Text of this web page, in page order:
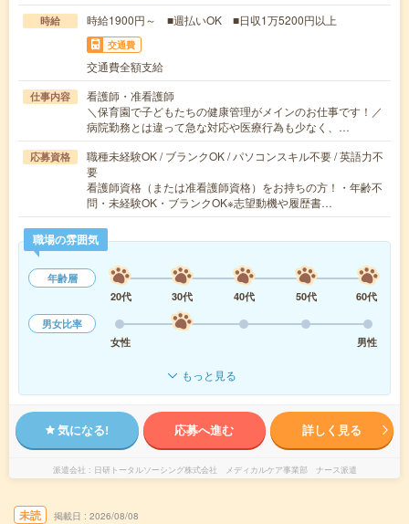
時給 時給1900円～ ■週払いOK ■日収1万5200円以上
交通費
交通費全額支給
仕事内容
看護師・准看護師
＼保育園で子どもたちの健康管理がメインのお仕事です！／
病院勤務とは違って急な対応や医療行為も少なく、…
応募資格
職種未経験OK / ブランクOK / パソコンスキル不要 / 英語力不
要
看護師資格（または准看護師資格）をお持ちの方！・年齢不
問・未経験OK・ブランクOK※志望動機や履歴書…
職場の雰囲気
年齢層
20代
30代 40代 50代
60代
男女比率
女性
男性
もっと見る
気になる! 応募へ進む 詳しく見る
派遣会社 日研トータルソーシング株式会社 メディカルケア事業部 ナース派遣
未読 掲載日 2026/08/08